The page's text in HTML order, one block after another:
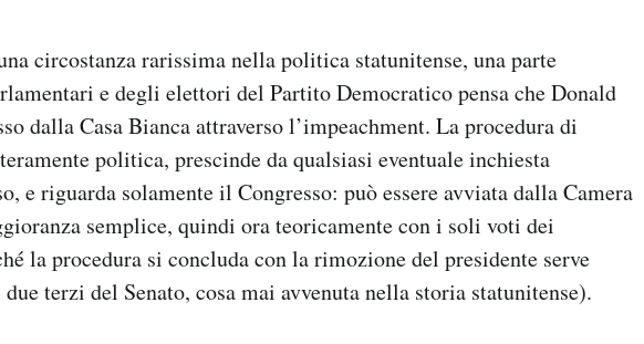
circostanza rarissima nella politica statunitense, una parte
e degli elettori del Partito Democratico pensa che Donald
dalla Casa Bianca attraverso l’impeachment. La procedura di
politica, prescinde da qualsiasi eventuale inchiesta
e riguarda solamente il Congresso: può essere avviata dalla Camera
semplice, quindi ora teoricamente con i soli voti dei
la procedura si concluda con la rimozione del presidente serve
terzi del Senato, cosa mai avvenuta nella storia statunitense).